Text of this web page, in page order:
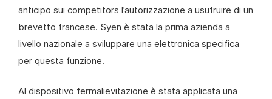
anticipo sui competitors l’autorizzazione a usufruire di un
brevetto francese. Syen è stata la prima azienda a
livello nazionale a sviluppare una elettronica specifica
per questa funzione.
Al dispositivo fermalievitazione è stata applicata una